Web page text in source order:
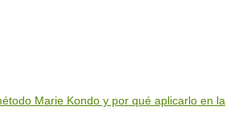
Marie Kondo y por qué aplicarlo en la